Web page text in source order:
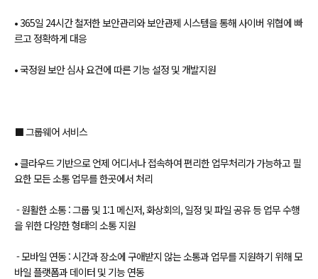
• 365일 24시간 철저한 보안관리와 보안관제 시스템을 통해 사이버 위협에 빠
르고 정확하게 대응
• 국정원 보안 심사 요건에 따른 기능 설정 및 개발지원
⬛ 그룹웨어 서비스
• 클라우드 기반으로 언제 어디서나 접속하여 편리한 업무처리가 가능하고 필
요한 모든 소통 업무를 한곳에서 처리
- 원활한 소통 : 그룹 및 1:1 메신저, 화상회의, 일정 및 파일 공유 등 업무 수행
을 위한 다양한 형태의 소통 지원
- 모바일 연동 : 시간과 장소에 구애받지 않는 소통과 업무를 지원하기 위해 모
바일 플랫폼과 데이터 및 기능 연동